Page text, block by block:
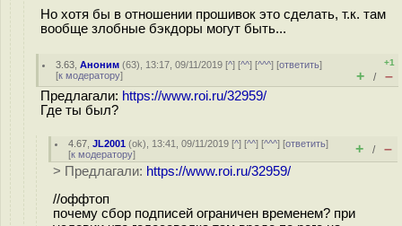
Но хотя бы в отношении прошивок это сделать, т.к. там
вообще злобные бэкдоры могут быть...
3.63 ,Аноним (63), 13:17, 09/11/2019 [^] [^^] [^^^] [ответить]
[к модератору]
+1
+ / –
Предлагали: https://www.roi.ru/32959/
Где ты был?
4.67 ,JL2001 (ok), 13:41, 09/11/2019 [^] [^^] [^^^] [ответить]
[к модератору] + / –
> Предлагали: https://www.roi.ru/32959/
//оффтоп
почему сбор подписей ограничен временем? при